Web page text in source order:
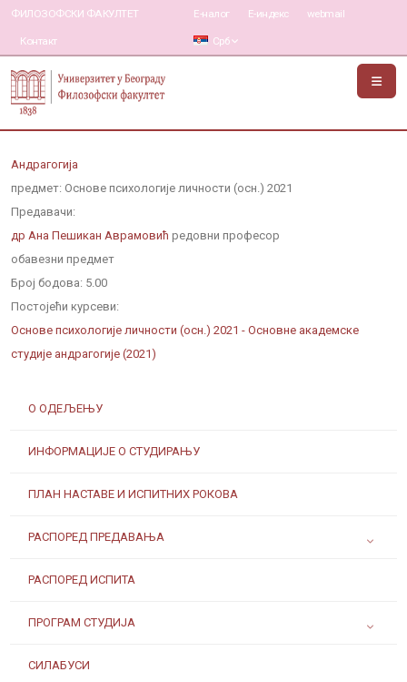
ФИЛОЗОФСКИ ФАКУЛТЕТ
Контакт
Е-налог Е-индекс webmail
Срб
О ОДЕЉЕЊУ
ИНФОРМАЦИЈЕ О СТУДИРАЊУ
ПЛАН НАСТАВЕ И ИСПИТНИХ РОКОВА
РАСПОРЕД ПРЕДАВАЊА
РАСПОРЕД ИСПИТА
ПРОГРАМ СТУДИЈА
СИЛАБУСИ
Андрагогија
предмет: Основе психологије личности (осн.) 2021
Предавачи:
др Ана Пешикан Аврамовић редовни професор
обавезни предмет
Број бодова: 5.00
Постојећи курсеви:
Основе психологије личности (осн.) 2021 - Основне академске
студије андрагогије (2021)